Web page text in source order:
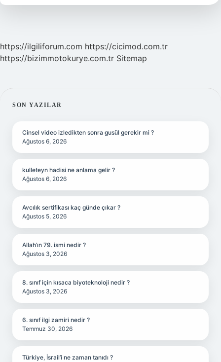
Ait
https://ilgiliforum.com https://cicimod.com.tr
https://bizimmotokurye.com.tr Sitemap
SIDEBAR
SON YAZILAR
Cinsel video izledikten sonra gusül gerekir mi ?
Ağustos 6, 2026
kulleteyn hadisi ne anlama gelir ?
Ağustos 6, 2026
Avcılık sertifikası kaç günde çıkar ?
Ağustos 5, 2026
Allah’ın 79. ismi nedir ?
Ağustos 3, 2026
8. sınıf için kısaca biyoteknoloji nedir ?
Ağustos 3, 2026
6. sınıf ilgi zamiri nedir ?
Temmuz 30, 2026
Türkiye, İsrail’i ne zaman tanıdı ?